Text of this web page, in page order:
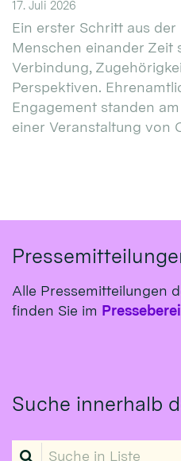
17. Juli 2026
Ein erster Schritt aus der
Menschen einander Zeit
Verbindung,
Perspektiven.
Engagement standen
einer Veranstaltung von
Alle Pressemitteilungen
finden Sie im
Suche innerhalb
Suche in Liste